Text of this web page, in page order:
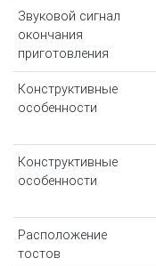
Звуковой сигнал
окончания
приготовления
Конструктивные
особенности
Конструктивные
особенности
Расположение
тостов